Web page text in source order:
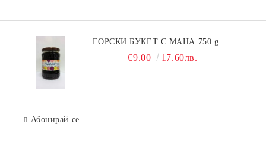
ГОРСКИ БУКЕТ С МАНА 750 g
€9.00 17.60лв.
Абонирай се